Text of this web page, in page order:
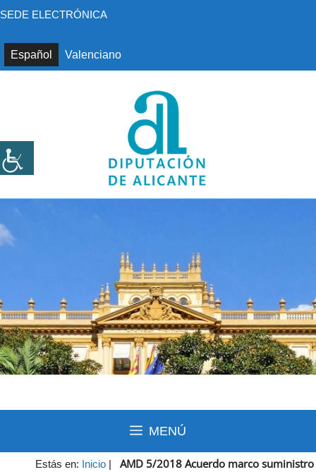
al
SEDE ELECTRÓNICA
Español Valenciano
MENÚ
Estás en: Inicio |
AMD 5/2018 Acuerdo marco suministro